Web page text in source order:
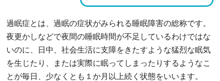
過眠症とは、過眠の症状がみられる睡眠障害の総称です。
夜更かしなどで夜間の睡眠時間が不足しているわけではな
いのに、日中、社会生活に支障をきたすような猛烈な眠気
を生じたり、または実際に眠ってしまったりするようなこ
とが毎日、少なくとも１か月以上続く状態をいいます。